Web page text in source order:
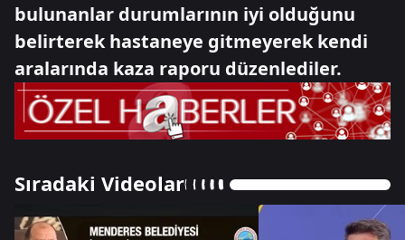
bulunanlar durumlarının iyi olduğunu
belirterek hastaneye gitmeyerek kendi
aralarında kaza raporu düzenlediler.
Sıradaki Videolar